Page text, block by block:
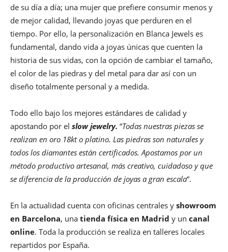
de su día a día; una mujer que prefiere consumir menos y
de mejor calidad, llevando joyas que perduren en el
tiempo. Por ello, la personalización en Blanca Jewels es
fundamental, dando vida a joyas únicas que cuenten la
historia de sus vidas, con la opción de cambiar el tamaño,
el color de las piedras y del metal para dar así con un
diseño totalmente personal y a medida.
Todo ello bajo los mejores estándares de calidad y
apostando por el slow jewelry. “Todas nuestras piezas se
realizan en oro 18kt o platino. Las piedras son naturales y
todos los diamantes están certificados. Apostamos por un
método productivo artesanal, más creativo, cuidadoso y que
se diferencia de la producción de joyas a gran escala“.
En la actualidad cuenta con oficinas centrales y showroom
en Barcelona, una tienda física en Madrid y un canal
online. Toda la producción se realiza en talleres locales
repartidos por España.